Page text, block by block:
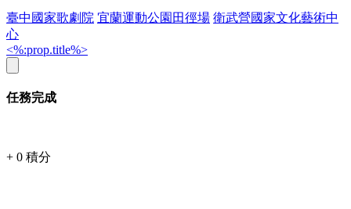
臺中國家歌劇院 宜蘭運動公園田徑場 衛武營國家文化藝術中
心
<%:prop.title%>
任務完成
+ 0 積分